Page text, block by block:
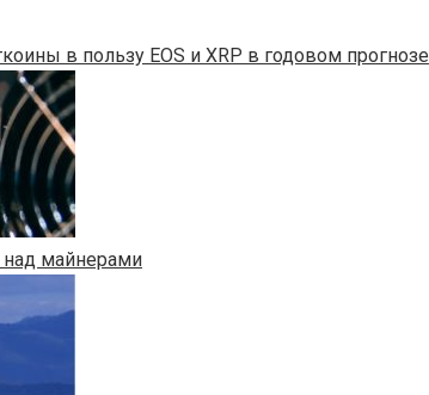
в пользу EOS и XRP в годовом прогнозе
над майнерами